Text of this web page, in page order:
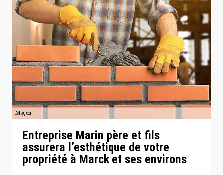
Entreprise Marin père et fils
assurera l’esthétique de votre
propriété à Marck et ses environs